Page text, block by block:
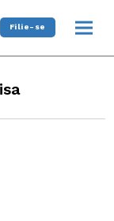
Filie-se